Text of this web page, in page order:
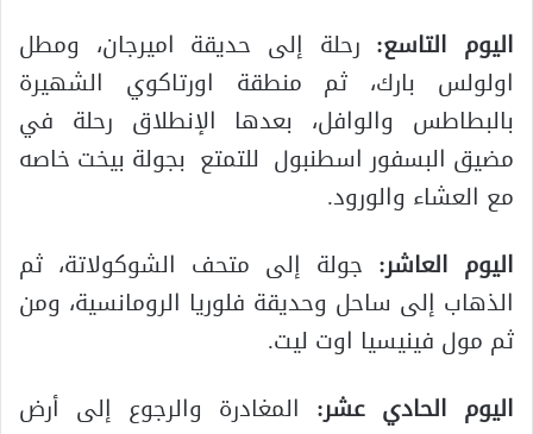
اليوم التاسع: رحلة إلى حديقة اميرجان، ومطل
اولولس بارك، ثم منطقة اورتاكوي الشهيرة
بالبطاطس والوافل، بعدها الإنطلاق رحلة في
مضيق البسفور اسطنبول للتمتع بجولة بيخت خاصه
مع العشاء والورود.
اليوم العاشر: جولة إلى متحف الشوكولاتة، ثم
الذهاب إلى ساحل وحديقة فلوريا الرومانسية، ومن
ثم مول فينيسيا اوت ليت.
اليوم الحادي عشر: المغادرة والرجوع إلى أرض